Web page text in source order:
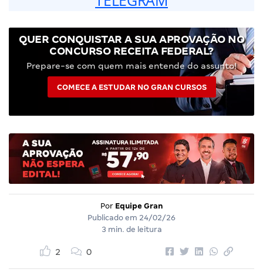
QUER CONQUISTAR A SUA APROVAÇÃO NO
CONCURSO RECEITA FEDERAL?
Prepare-se com quem mais entende do assunto!
COMECE A ESTUDAR NO GRAN CURSOS
Por Equipe Gran
Publicado em 24/02/26
3 min. de leitura
2 0